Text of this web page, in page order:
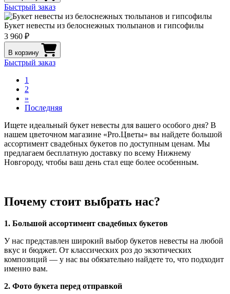
Быстрый заказ
Букет невесты из белоснежных тюльпанов и гипсофилы
3 960 ₽
В корзину
Быстрый заказ
1
2
»
Последняя
Ищете идеальный букет невесты для вашего особого дня? В
нашем цветочном магазине «Pro.Цветы» вы найдете большой
ассортимент свадебных букетов по доступным ценам. Мы
предлагаем бесплатную доставку по всему Нижнему
Новгороду, чтобы ваш день стал еще более особенным.
Почему стоит выбрать нас?
1. Большой ассортимент свадебных букетов
У нас представлен широкий выбор букетов невесты на любой
вкус и бюджет. От классических роз до экзотических
композиций — у нас вы обязательно найдете то, что подходит
именно вам.
2. Фото букета перед отправкой